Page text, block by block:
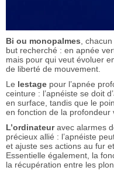
Bi ou monopalmes ,
but recherché : en apnée
mais pour qui veut évoluer
de liberté de mouvement.
Le lestage pour l’apnée
ceinture : l’apnéiste se doit
en surface, tandis que le
en fonction de la profondeur
L’ordinateuravec alarmes
précieux allié : l’apnéiste
et ajuste ses actions au fur
Essentielle également, la
la récupération entre les